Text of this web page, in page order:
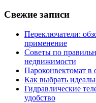
Свежие записи
Переключатели:
применение
Советы по
недвижимости
Пароконвектомат в
Как выбрать
Гидравлические
удобство